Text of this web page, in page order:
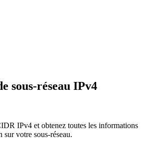
sous-réseau IPv4
IPv4 et obtenez toutes les informations
sur votre sous-réseau.